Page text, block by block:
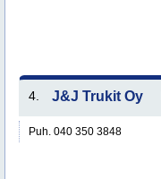
4. J&J Trukit Oy
Puh. 040 350 3848